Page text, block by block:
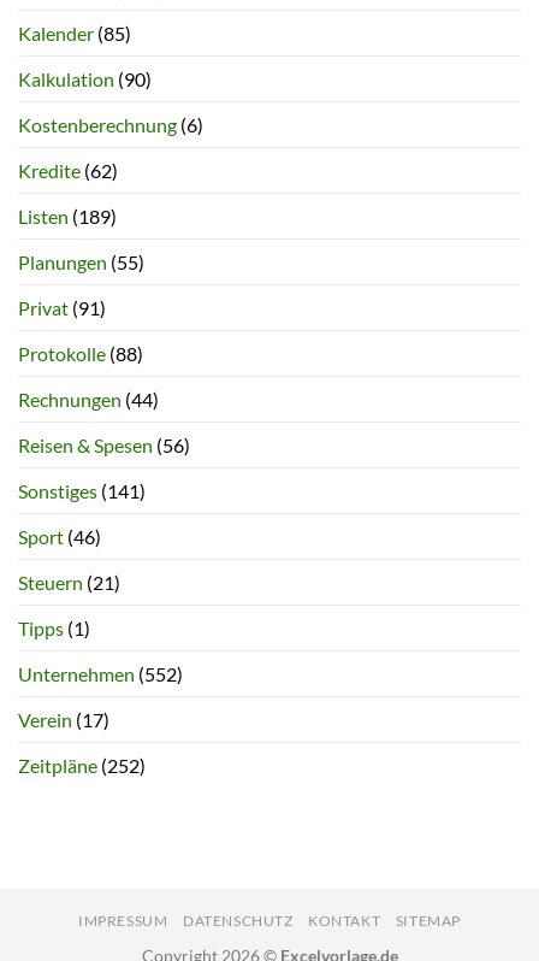
Kalender (85)
Kalkulation (90)
Kostenberechnung (6)
Kredite (62)
Listen (189)
Planungen (55)
Privat (91)
Protokolle (88)
Rechnungen (44)
Reisen & Spesen (56)
Sonstiges (141)
Sport (46)
Steuern (21)
Tipps (1)
Unternehmen (552)
Verein (17)
Zeitpläne (252)
IMPRESSUM DATENSCHUTZ KONTAKT SITEMAP
Copyright 2026 © Excelvorlage.de